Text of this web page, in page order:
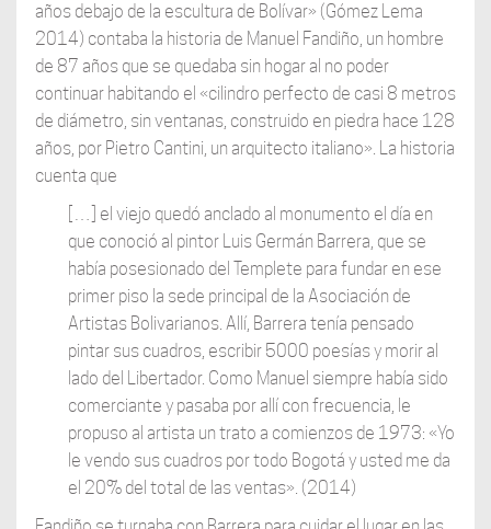
años debajo de la escultura de Bolívar» (Gómez Lema
2014) contaba la historia de Manuel Fandiño, un hombre
de 87 años que se quedaba sin hogar al no poder
continuar habitando el «cilindro perfecto de casi 8 metros
de diámetro, sin ventanas, construido en piedra hace 128
años, por Pietro Cantini, un arquitecto italiano». La historia
cuenta que
[…] el viejo quedó anclado al monumento el día en
que conoció al pintor Luis Germán Barrera, que se
había posesionado del Templete para fundar en ese
primer piso la sede principal de la Asociación de
Artistas Bolivarianos. Allí, Barrera tenía pensado
pintar sus cuadros, escribir 5000 poesías y morir al
lado del Libertador. Como Manuel siempre había sido
comerciante y pasaba por allí con frecuencia, le
propuso al artista un trato a comienzos de 1973: «Yo
le vendo sus cuadros por todo Bogotá y usted me da
el 20% del total de las ventas». (2014)